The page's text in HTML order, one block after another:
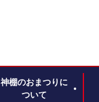
神棚のおまつりに
ついて